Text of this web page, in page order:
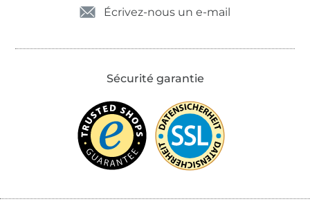
Écrivez-nous un e-mail
Sécurité garantie